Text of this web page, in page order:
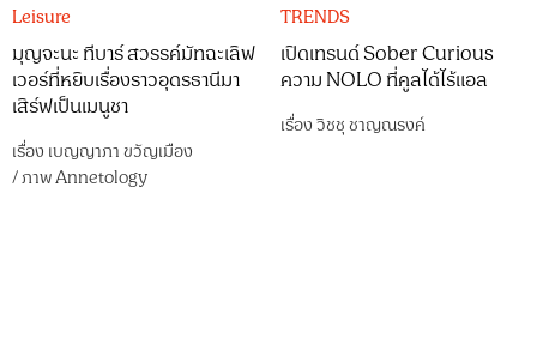
Leisure
มุญจะนะ ทีบาร์ สวรรค์มัทฉะเลิฟ
เวอร์ที่หยิบเรื่องราวอุดรธานีมา
เสิร์ฟเป็นเมนูชา
เรื่อง เบญญาภา ขวัญเมือง
/ภาพAnnetology
TRENDS
เปิดเทรนด์ Sober Curious
ความ NOLO ที่คูลได้ไร้แอล
เรื่องวิชชุ ชาญณรงค์